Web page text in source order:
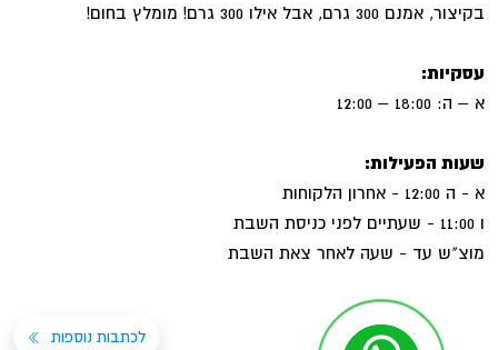
בקיצור, אמנם 300 גרם, אבל אילו 300 גרם! מומלץ בחום!
עסקיות:
א – ה: 18:00 – 12:00
שעות הפעילות:
א - ה 12:00 - אחרון הלקוחות
ו 11:00 - שעתיים לפני כניסת השבת
מוצ"ש עד - שעה לאחר צאת השבת
לכתבות נוספות